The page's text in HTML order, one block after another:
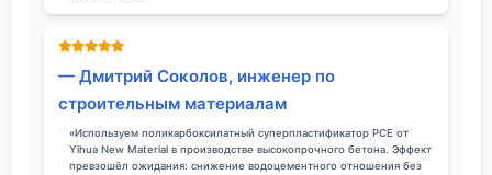
— Дмитрий Соколов, инженер по
строительным материалам
«Используем поликарбоксилатный суперпластификатор PCE от
Yihua New Material в производстве высокопрочного бетона. Эффект
превзошёл ожидания: снижение водоцементного отношения без